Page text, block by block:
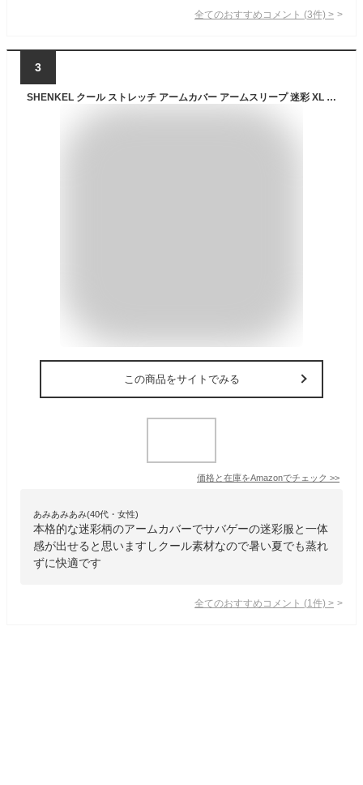
全てのおすすめコメント (3件) >
3
SHENKEL クール ストレッチ アームカバー アームスリープ 迷彩 XL (マルチカムアライド) 日焼け 紫外線 UV対策 冷感 アウトドア スポーツ バイク 自転車 ゴルフ 登山 釣り サバゲー サバイバルゲーム 通勤 運転 男女兼用
この商品をサイトでみる
価格と在庫をAmazonでチェック >>
あみあみあみ(40代・女性)
本格的な迷彩柄のアームカバーでサバゲーの迷彩服と一体
感が出せると思いますしクール素材なので暑い夏でも蒸れ
ずに快適です
全てのおすすめコメント (1 件) >